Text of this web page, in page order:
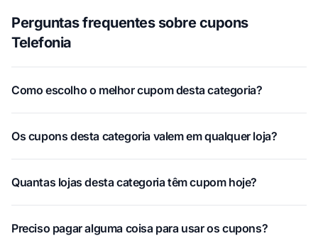
Perguntas frequentes sobre cupons
Telefonia
Como escolho o melhor cupom desta categoria?
Os cupons desta categoria valem em qualquer loja?
Quantas lojas desta categoria têm cupom hoje?
Preciso pagar alguma coisa para usar os cupons?